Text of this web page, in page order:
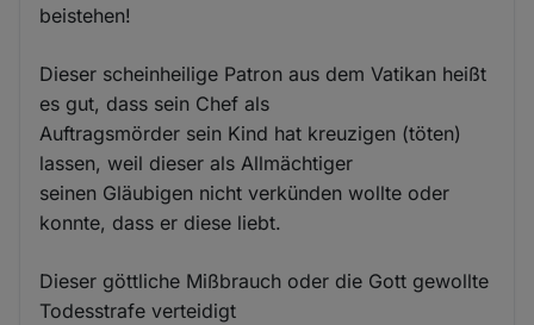
beistehen!
Dieser scheinheilige Patron aus dem Vatikan heißt
es gut, dass sein Chef als
Auftragsmörder sein Kind hat kreuzigen (töten)
lassen, weil dieser als Allmächtiger
seinen Gläubigen nicht verkünden wollte oder
konnte, dass er diese liebt.
Dieser göttliche Mißbrauch oder die Gott gewollte
Todesstrafe verteidigt